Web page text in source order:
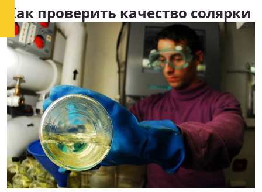
Как проверить качество солярки